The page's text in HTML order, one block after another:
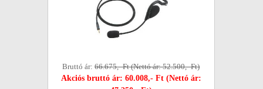
Bruttó ár:66.675,- Ft (Nettó ár: 52.500,- Ft)
Akciós bruttó ár: 60.008,- Ft (Nettó ár: